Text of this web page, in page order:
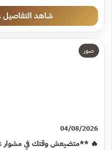
شاهد
صور
04/08/2026
🔥 **متضيعش وقتك في مشوار